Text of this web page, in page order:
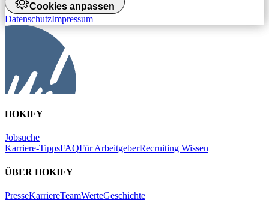
Cookies anpassen
DatenschutzImpressum
HOKIFY
Jobsuche
Karriere-TippsFAQFür ArbeitgeberRecruiting Wissen
ÜBER HOKIFY
PresseKarriereTeamWerteGeschichte